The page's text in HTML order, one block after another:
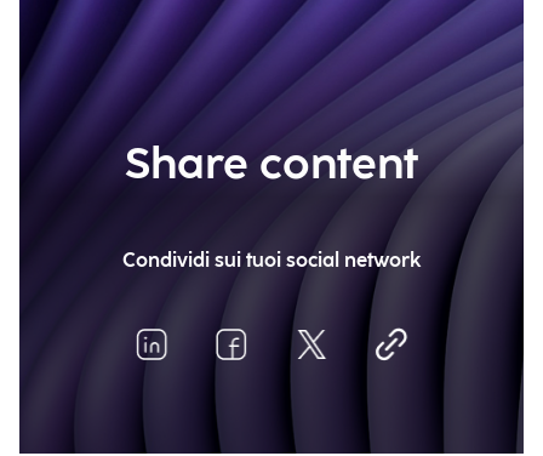
Share content
Condividi sui tuoi social network